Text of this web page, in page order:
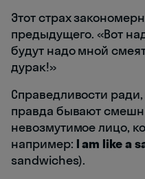
Этот страх
предыдущего. «Вот
будут надо мной
дурак!»
Справедливости
правда бывают
невозмутимое лицо,
например: I am like a
sandwiches).